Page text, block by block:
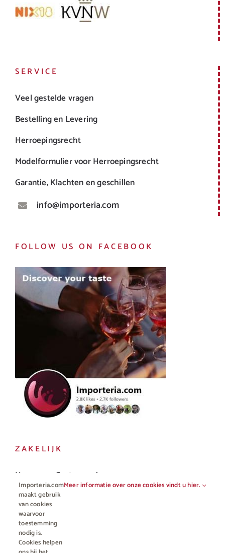
SERVICE
Veel gestelde vragen
Bestelling en Levering
Herroepingsrecht
Modelformulier voor Herroepingsrecht
Garantie, Klachten en geschillen
info@importeria.com
FOLLOW US ON FACEBOOK
ZAKELIJK
Horeca en Gastronomie
Vakhandel
Importeria.com
maakt gebruik
van cookies
waarvoor
toestemming
nodig is.
Cookies helpen
Meer informatie over onze cookies vindt u hier.